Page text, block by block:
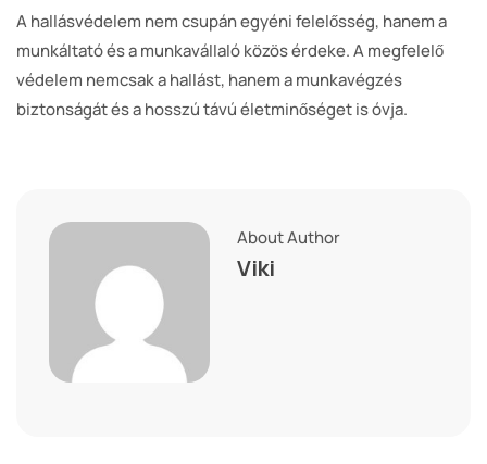
A hallásvédelem nem csupán egyéni felelősség, hanem a
munkáltató és a munkavállaló közös érdeke. A megfelelő
védelem nemcsak a hallást, hanem a munkavégzés
biztonságát és a hosszú távú életminőséget is óvja.
About Author
Viki